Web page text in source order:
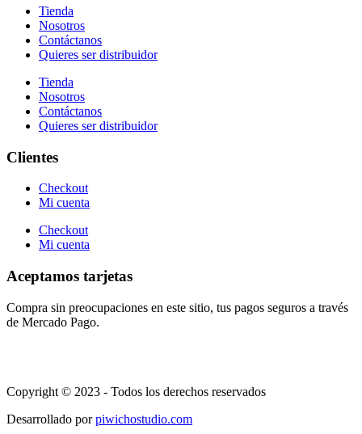
Tienda
Nosotros
Contáctanos
Quieres ser distribuidor
Tienda
Nosotros
Contáctanos
Quieres ser distribuidor
Clientes
Checkout
Mi cuenta
Checkout
Mi cuenta
Aceptamos tarjetas
Compra sin preocupaciones en este sitio, tus pagos seguros a través
de Mercado Pago.
Copyright © 2023 - Todos los derechos reservados
Desarrollado porpiwichostudio.com